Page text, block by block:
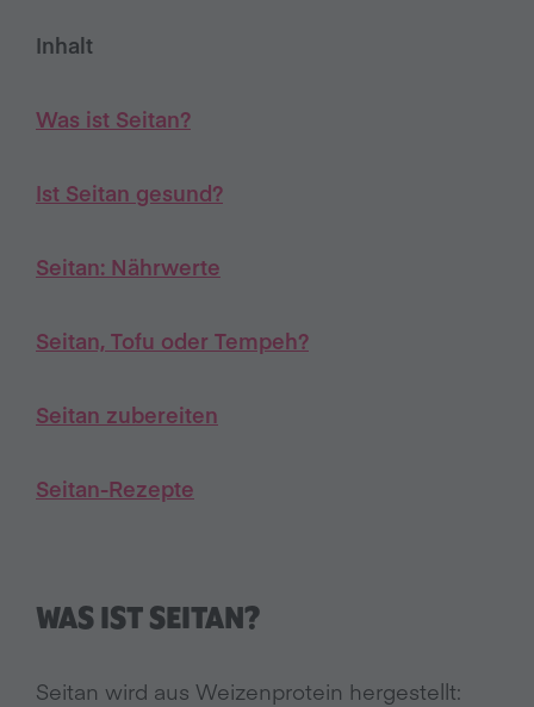
Inhalt
Was ist Seitan?
Ist Seitan gesund?
Seitan: Nährwerte
Seitan, Tofu oder Tempeh?
Seitan zubereiten
Seitan-Rezepte
WAS IST SEITAN?
Seitan wird aus Weizenprotein hergestellt: